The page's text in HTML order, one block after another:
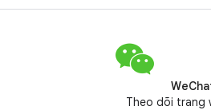
Theo dõi trang